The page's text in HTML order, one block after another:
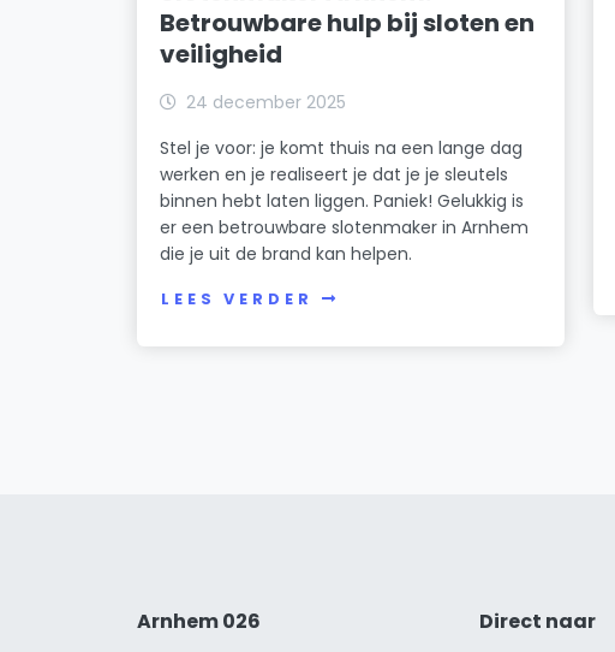
Betrouwbare hulp bij sloten en
veiligheid
24 december 2025
Stel je voor: je komt thuis na een lange dag
werken en je realiseert je dat je je sleutels
binnen hebt laten liggen. Paniek! Gelukkig is
er een betrouwbare slotenmaker in Arnhem
die je uit de brand kan helpen.
LEES VERDER
Arnhem 026
Direct naar